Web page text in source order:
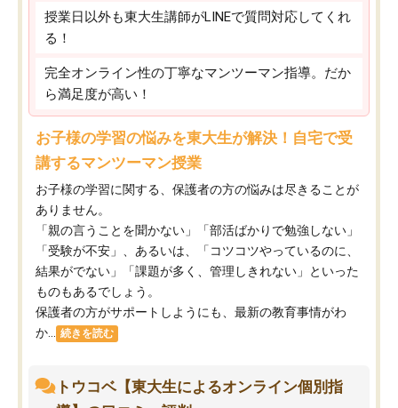
授業日以外も東大生講師がLINEで質問対応してくれ
る！
完全オンライン性の丁寧なマンツーマン指導。だか
ら満足度が高い！
お子様の学習の悩みを東大生が解決！自宅で受
講するマンツーマン授業
お子様の学習に関する、保護者の方の悩みは尽きることが
ありません。
「親の言うことを聞かない」「部活ばかりで勉強しない」
「受験が不安」、あるいは、「コツコツやっているのに、
結果がでない」「課題が多く、管理しきれない」といった
ものもあるでしょう。
保護者の方がサポートしようにも、最新の教育事情がわ
か...
続きを読む
トウコベ【東大生によるオンライン個別指